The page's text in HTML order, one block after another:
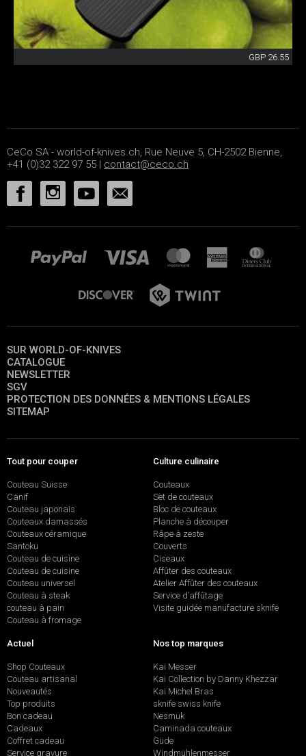
GBP 26.55
CeCo SA - world-of-knives.ch, Rue Neuve 5, CH-2502 Bienne,
+41 (0)32 322 97 55 | contact@ceco.ch
SUR WORLD-OF-KNIVES
CATALOGUE
NEWSLETTER
SGV
PROTECTION DES DONNÉES & MENTIONS LÉGALES
SITEMAP
Tout pour couper
Couteau Suisse
Canif
Couteau japonais
Couteaux damassés
Couteaux céramique
Santoku
Couteau de cuisine
Couteau de cuisine
Couteau universel
Couteau à steak
couteau à pain
Couteau à fromage
Culture culinaire
Couteaux
Set de couteaux
Bloc de couteaux
Planche à découper
Râpe à zeste
Couverts
Ciseaux
Affûter des couteaux
Atelier Affûter des couteaux
Service d’affûtage
Visite guidée manufacture sknife
Actuel
Shop Couteaux
Couteau artisanal
Nouveautés
Top produits
Bon cadeau
Cadeaux
Coffret cadeau
Service gravure
Nos top marques
Kai Messer
Kai Collection by Danny Khezzar
Kai Michel Bras
sknife swiss knife
Nesmuk
Caminada couteaux
Güde
Windmühlenmesser